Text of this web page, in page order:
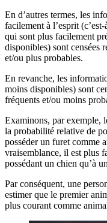
En d’autres termes, les
facilement à l’esprit
qui sont plus facilement
disponibles) sont censées
et/ou plus probables.
En revanche, les
moins disponibles) sont
fréquents et/ou moins
Examinons, par exemple,
la probabilité relative de
posséder un furet comme
vraisemblance, il est plus
possédant un chien qu’à
Par conséquent, une
estimer que le premier
plus courant comme